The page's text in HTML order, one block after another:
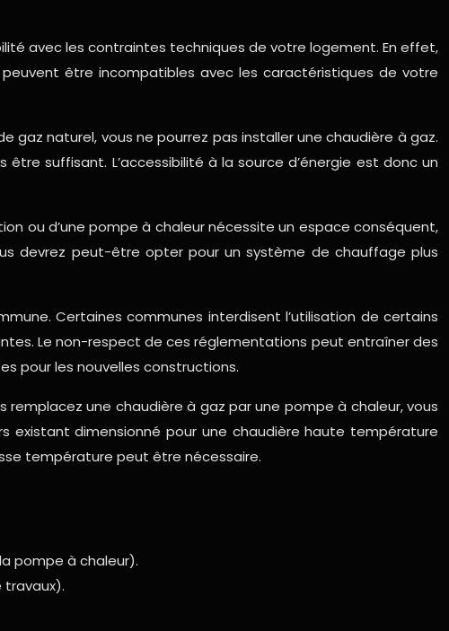
avec les contraintes techniques de votre logement. En effet,
être incompatibles avec les caractéristiques de votre
gaz naturel, vous ne pourrez pas installer une chaudière à gaz.
suffisant. L’accessibilité à la source d’énergie est donc un
ou d’une pompe à chaleur nécessite un espace conséquent,
devrez peut-être opter pour un système de chauffage plus
Certaines communes interdisent l’utilisation de certains
Le non-respect de ces réglementations peut entraîner des
pour les nouvelles constructions.
une chaudière à gaz par une pompe à chaleur, vous
existant dimensionné pour une chaudière haute température
température peut être nécessaire.
pompe à chaleur).
travaux).